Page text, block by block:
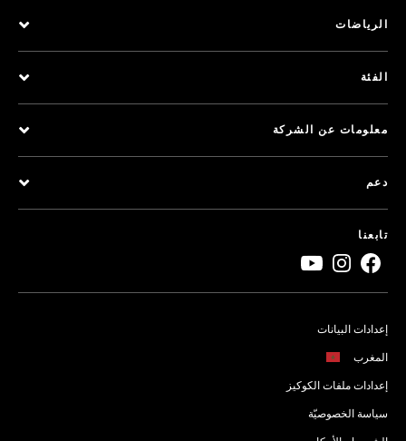
الرياضات
الفئة
معلومات عن الشركة
دعم
تابعنا
إعدادات البيانات
المغرب
إعدادات ملفات الكوكيز
سياسة الخصوصيّة